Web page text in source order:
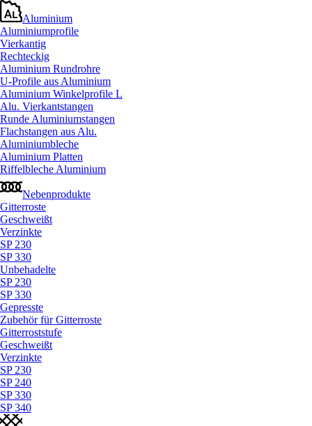
Aluminium
Aluminiumprofile
Vierkantig
Rechteckig
Aluminium Rundrohre
U-Profile aus Aluminium
Aluminium Winkelprofile L
Alu. Vierkantstangen
Runde Aluminiumstangen
Flachstangen aus Alu.
Aluminiumbleche
Aluminium Platten
Riffelbleche Aluminium
Nebenprodukte
Gitterroste
Geschweißt
Verzinkte
SP 230
SP 330
Unbehadelte
SP 230
SP 330
Gepresste
Zubehör für Gitterroste
Gitterroststufe
Geschweißt
Verzinkte
SP 230
SP 240
SP 330
SP 340